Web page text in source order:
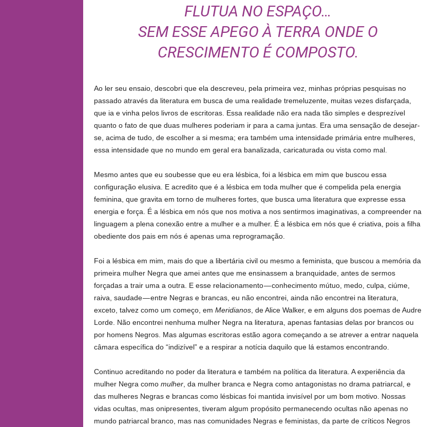
FLUTUA NO ESPAÇO…
SEM ESSE APEGO À TERRA ONDE O
CRESCIMENTO É COMPOSTO.
Ao ler seu ensaio, descobri que ela descreveu, pela primeira vez, minhas próprias pesquisas no
passado através da literatura em busca de uma realidade tremeluzente, muitas vezes disfarçada,
que ia e vinha pelos livros de escritoras. Essa realidade não era nada tão simples e desprezível
quanto o fato de que duas mulheres poderiam ir para a cama juntas. Era uma sensação de desejar-
se, acima de tudo, de escolher a si mesma; era também uma intensidade primária entre mulheres,
essa intensidade que no mundo em geral era banalizada, caricaturada ou vista como mal.
Mesmo antes que eu soubesse que eu era lésbica, foi a lésbica em mim que buscou essa
configuração elusiva. E acredito que é a lésbica em toda mulher que é compelida pela energia
feminina, que gravita em torno de mulheres fortes, que busca uma literatura que expresse essa
energia e força. É a lésbica em nós que nos motiva a nos sentirmos imaginativas, a compreender na
linguagem a plena conexão entre a mulher e a mulher. É a lésbica em nós que é criativa, pois a filha
obediente dos pais em nós é apenas uma reprogramação.
Foi a lésbica em mim, mais do que a libertária civil ou mesmo a feminista, que buscou a memória da
primeira mulher Negra que amei antes que me ensinassem a branquidade, antes de sermos
forçadas a trair uma a outra. E esse relacionamento — conhecimento mútuo, medo, culpa, ciúme,
raiva, saudade — entre Negras e brancas, eu não encontrei, ainda não encontrei na literatura,
exceto, talvez como um começo, em Meridianos, de Alice Walker, e em alguns dos poemas de Audre
Lorde. Não encontrei nenhuma mulher Negra na literatura, apenas fantasias delas por brancos ou
por homens Negros. Mas algumas escritoras estão agora começando a se atrever a entrar naquela
câmara específica do “indizível” e a respirar a notícia daquilo que lá estamos encontrando.
Continuo acreditando no poder da literatura e também na política da literatura. A experiência da
mulher Negra como mulher, da mulher branca e Negra como antagonistas no drama patriarcal, e
das mulheres Negras e brancas como lésbicas foi mantida invisível por um bom motivo. Nossas
vidas ocultas, mas onipresentes, tiveram algum propósito permanecendo ocultas não apenas no
mundo patriarcal branco, mas nas comunidades Negras e feministas, da parte de críticos Negros